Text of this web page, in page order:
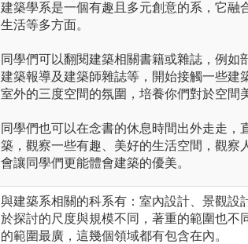
建築學系是一個有趣且多元創意的系，它融
生活等多方面。
同學們可以翻閱建築相關書籍或雜誌，例如
建築報導及建築師雜誌等，開始接觸一些建
室外的三度空間的氛圍，培養你們對於空間
同學們也可以在念書的休息時間出外走走，
築，觀察一些有趣、美好的生活空間，觀察
會讓同學們更能體會建築的優美。
與建築系相關的科系有：室內設計、景觀設
於探討的尺度與規模不同，著重的範圍也不
的範圍最廣，這幾個領域都有包含在內。